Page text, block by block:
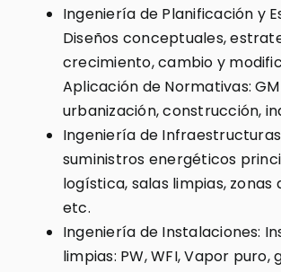
Ingeniería de Planificación y
Diseños conceptuales,
crecimiento, cambio y
Aplicación de Normativas:
urbanización, construcción,
Ingeniería de
suministros energéticos
logística, salas limpias, zonas
etc.
Ingeniería de Instalaciones:
limpias: PW, WFI, Vapor puro,